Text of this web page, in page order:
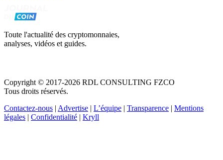
Toute l'actualité des cryptomonnaies,
analyses, vidéos et guides.
Copyright © 2017-2026 RDL CONSULTING FZCO
Tous droits réservés.
Contactez-nous | Advertise | L’équipe | Transparence | Mentions
légales | Confidentialité | Kryll